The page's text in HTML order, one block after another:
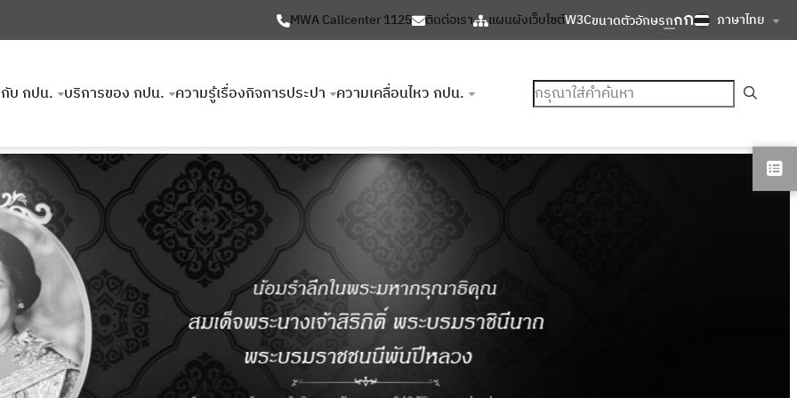
MWA Callcenter 1125 ติดต่อเรา แผนผังเว็บไซต์W3Cขนาดตัวอักษรกกก ภาษาไทย
บ กปน. บริการของ กปน. ความรู้เรื่องกิจการประปา ความเคลื่อนไหว กปน. ค้นหา